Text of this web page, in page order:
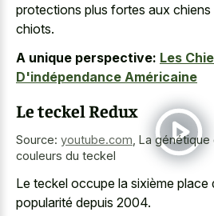
protections plus fortes aux chiens
chiots.
A unique perspective: Les
D'indépendance Américaine
Le teckel Redux
Source: youtube.com La
couleurs du teckel
Le teckel occupe la sixième place
popularité depuis 2004.